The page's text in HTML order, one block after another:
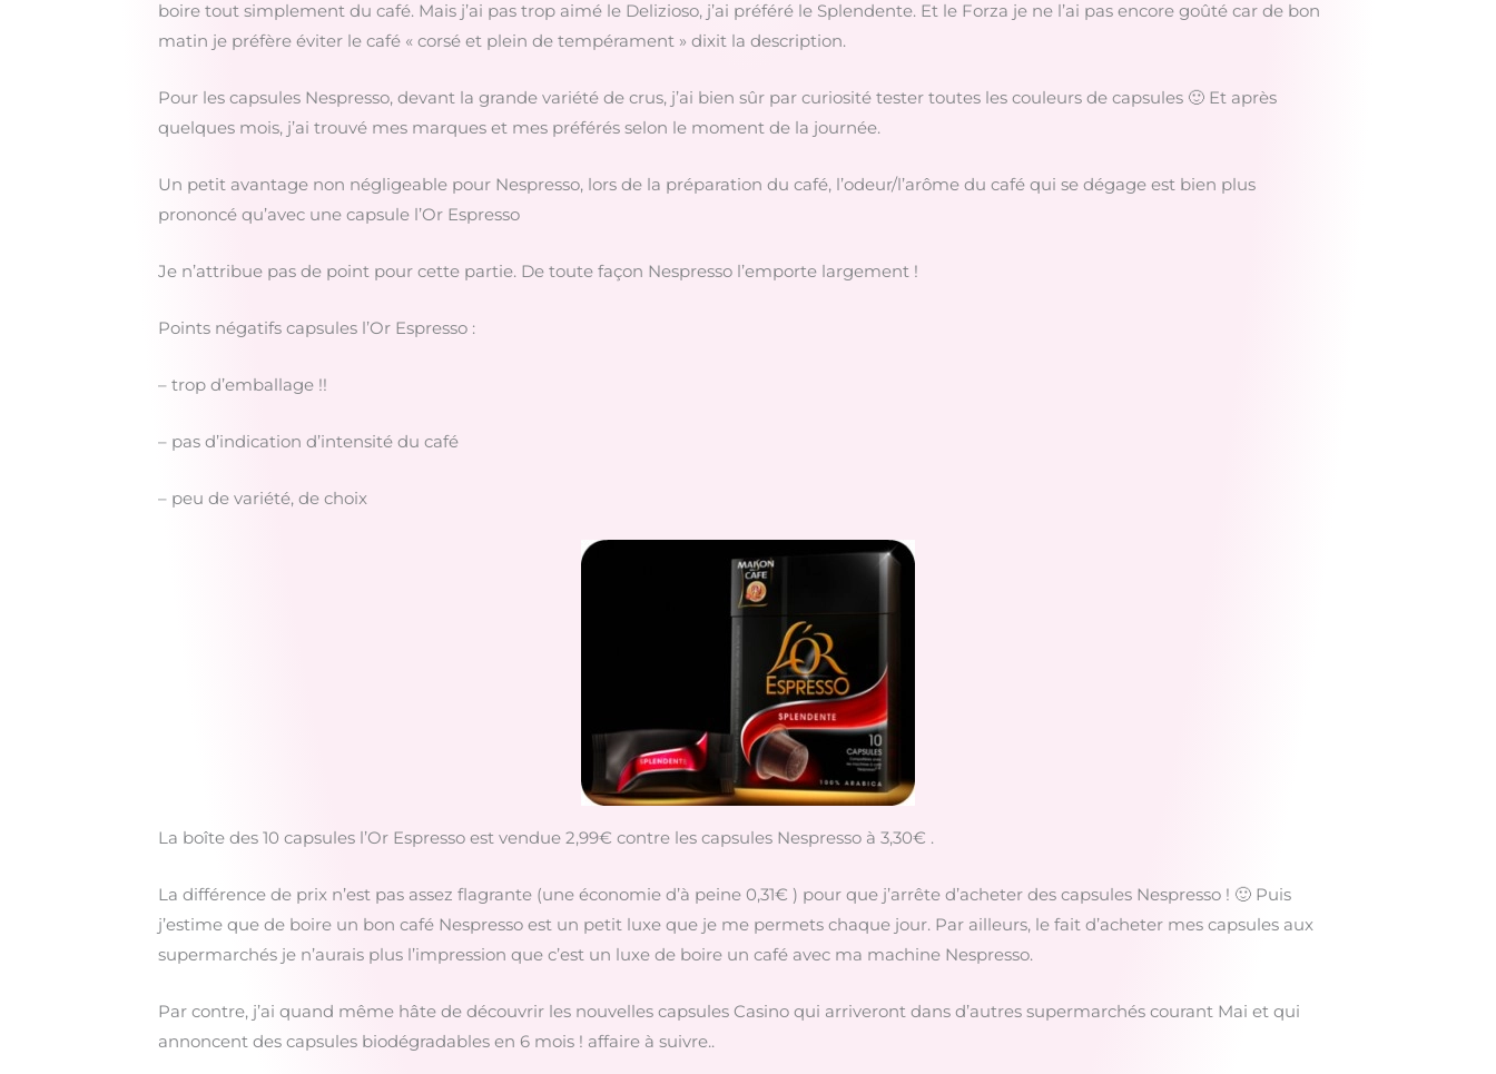
boire tout simplement du café. Mais j’ai pas trop aimé le Delizioso, j’ai préféré le Splendente. Et le Forza je ne l’ai pas encore goûté car de bon
matin je préfère éviter le café « corsé et plein de tempérament » dixit la description.
Pour les capsules Nespresso, devant la grande variété de crus, j’ai bien sûr par curiosité tester toutes les couleurs de capsules 🙂 Et après
quelques mois, j’ai trouvé mes marques et mes préférés selon le moment de la journée.
Un petit avantage non négligeable pour Nespresso, lors de la préparation du café, l’odeur/l’arôme du café qui se dégage est bien plus
prononcé qu’avec une capsule l’Or Espresso
Je n’attribue pas de point pour cette partie. De toute façon Nespresso l’emporte largement !
Points négatifs capsules l’Or Espresso :
– trop d’emballage !!
– pas d’indication d’intensité du café
– peu de variété, de choix
La boîte des 10 capsules l’Or Espresso est vendue 2,99€ contre les capsules Nespresso à 3,30€ .
La différence de prix n’est pas assez flagrante (une économie d’à peine 0,31€ ) pour que j’arrête d’acheter des capsules Nespresso ! 🙂 Puis
j’estime que de boire un bon café Nespresso est un petit luxe que je me permets chaque jour. Par ailleurs, le fait d’acheter mes capsules aux
supermarchés je n’aurais plus l’impression que c’est un luxe de boire un café avec ma machine Nespresso.
Par contre, j’ai quand même hâte de découvrir les nouvelles capsules Casino qui arriveront dans d’autres supermarchés courant Mai et qui
annoncent des capsules biodégradables en 6 mois ! affaire à suivre..